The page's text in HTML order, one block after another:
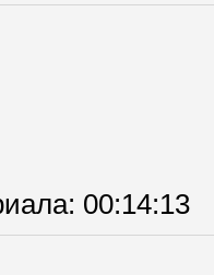
: 00:14:13